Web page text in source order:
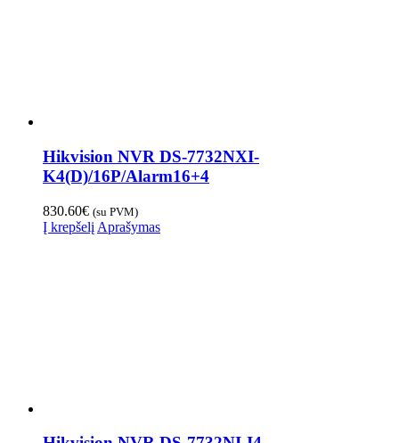
Hikvision NVR DS-7732NXI-
K4(D)/16P/Alarm16+4
830.60€ (su PVM)
Į krepšelį Aprašymas